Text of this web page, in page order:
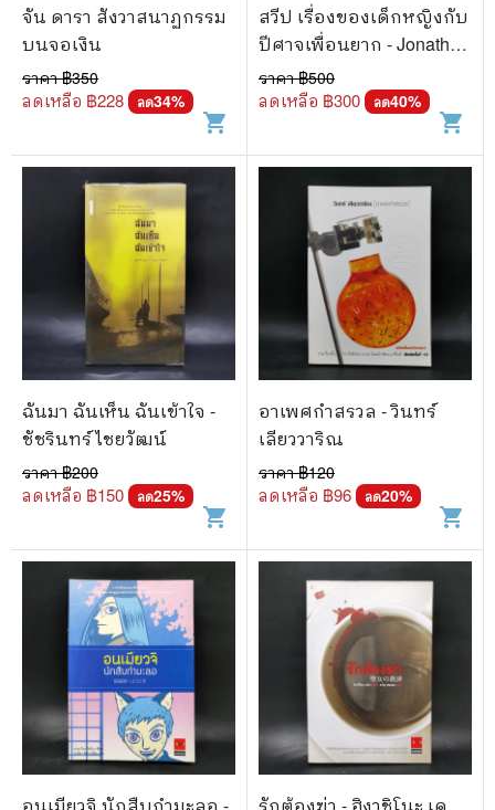
จัน ดารา สังวาสนาฏกรรม
บนจอเงิน
ราคา ฿350
ลดเหลือ ฿228 ลด34%
shopping_cart
สวีป เรื่องของเด็กหญิงกับ
ปีศาจเพื่อนยาก - Jonathan
Auxier
ราคา ฿500
ลดเหลือ ฿300 ลด40%
shopping_cart
ฉันมา ฉันเห็น ฉันเข้าใจ -
ชัชรินทร์ ไชยวัฒน์
ราคา ฿200
ลดเหลือ ฿150 ลด25%
shopping_cart
อาเพศกำสรวล - วินทร์
เลียววาริณ
ราคา ฿120
ลดเหลือ ฿96 ลด20%
shopping_cart
อนเมียวจิ นักสืบกำมะลอ - รักต้องฆ่า - ฮิงาชิโนะ เค